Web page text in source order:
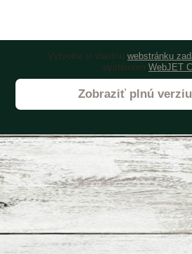
Vytvorte si vlastnú webstránku
systémom WebJET
Zobraziť plnú